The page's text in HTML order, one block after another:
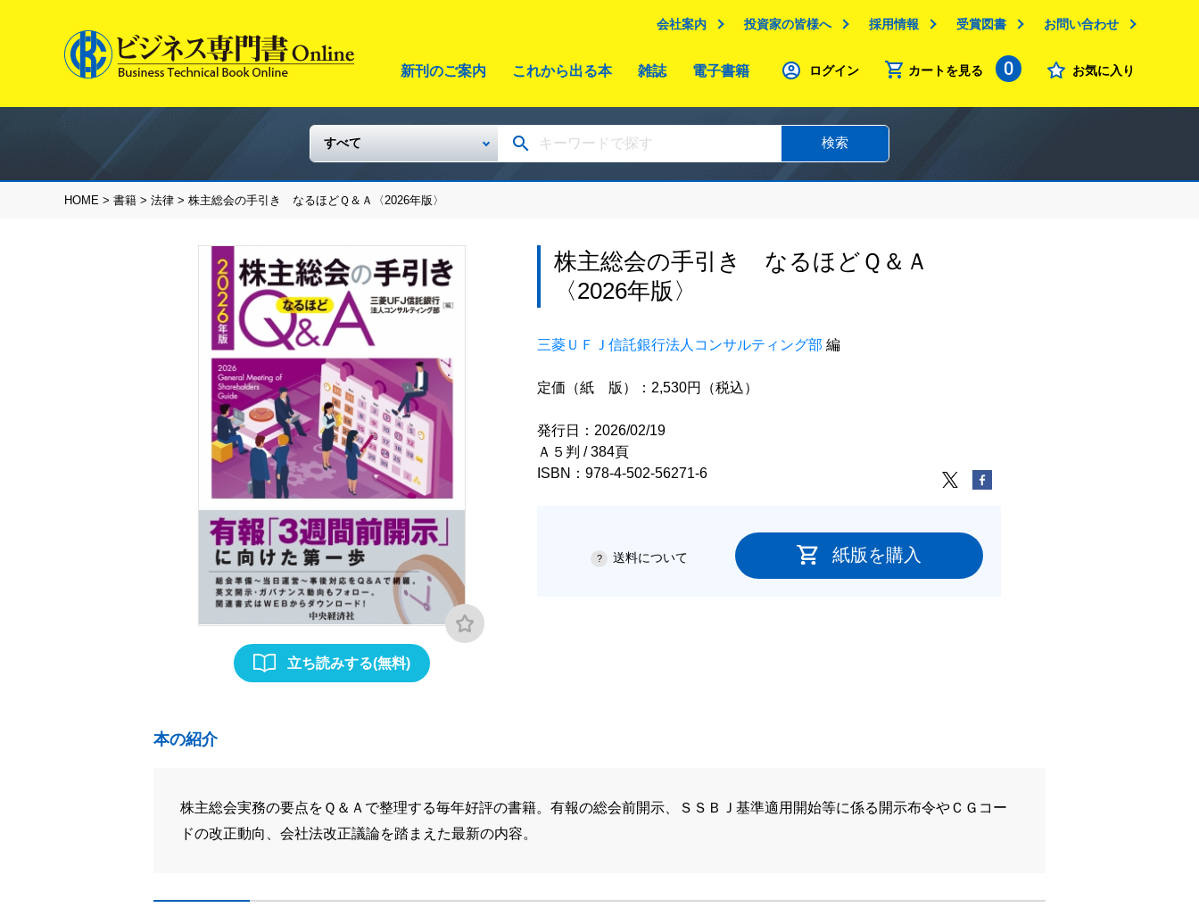
会社案内 投資家の皆様へ 採用情報 受賞図書 お問い合わせ
新刊のご案内 これから出る本 雑誌 電子書籍 ログイン カートを見る 0 お気に入り
検索
HOME > 書籍 > 法律 > 株主総会の手引き なるほどＱ＆Ａ〈2026年版〉
立ち読みする(無料)
株主総会の手引き なるほどＱ＆Ａ
〈2026年版〉
三菱ＵＦＪ信託銀行法人コンサルティング部 編
定価（紙 版）：2,530円（税込）
発行日：2026/02/19
Ａ５判 / 384頁
ISBN：978-4-502-56271-6
紙版を購入
送料について
本の紹介
株主総会実務の要点をＱ＆Ａで整理する毎年好評の書籍。有報の総会前開示、ＳＳＢＪ基準適用開始等に係る開示布令やＣＧコー
ドの改正動向、会社法改正議論を踏まえた最新の内容。